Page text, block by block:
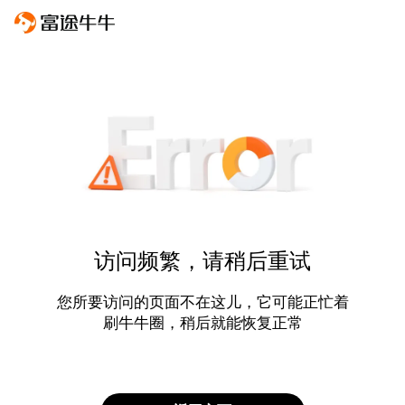
访问频繁，请稍后重试
您所要访问的页面不在这儿，它可能正忙着
刷牛牛圈，稍后就能恢复正常